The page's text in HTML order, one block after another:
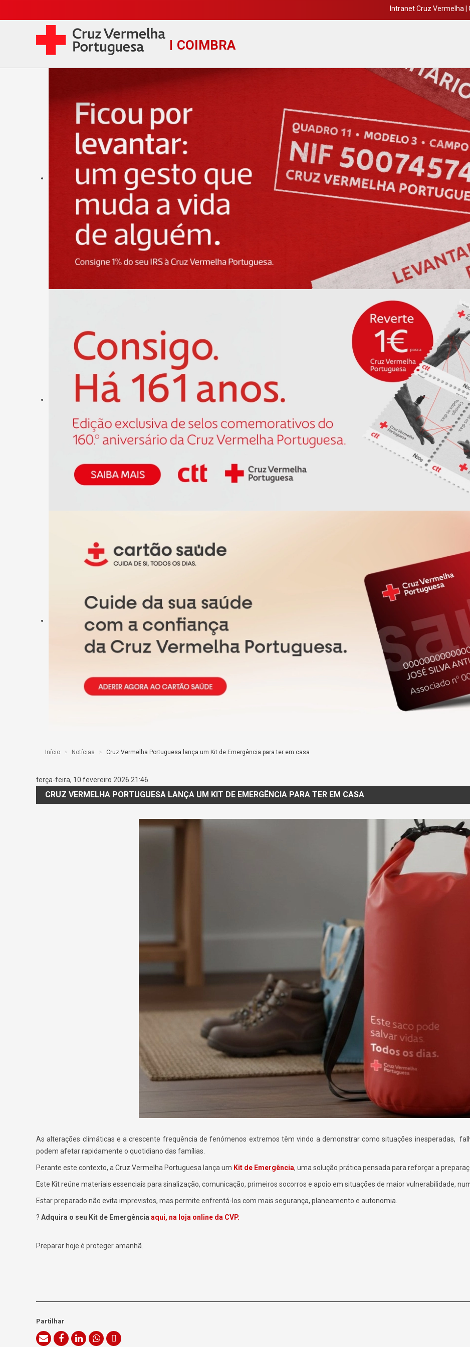
Intranet Cruz Vermelha
COIMBRA
Início > Notícias > Cruz Vermelha Portuguesa lança um Kit de Emergência para ter em casa
terça-feira, 10 fevereiro 2026 21:46
CRUZ VERMELHA PORTUGUESA LANÇA UM KIT DE EMERGÊNCIA PARA TER EM CASA
As alterações climáticas e a crescente frequência de fenómenos extremos têm vindo a demonstrar como situações inesperadas,
podem afetar rapidamente o quotidiano das famílias.
Perante este contexto, a Cruz Vermelha Portuguesa lança um Kit de Emergência, uma solução prática pensada para reforçar a
Este Kit reúne materiais essenciais para sinalização, comunicação, primeiros socorros e apoio em situações de maior vulnerabilidade,
Estar preparado não evita imprevistos, mas permite enfrentá-los com mais segurança, planeamento e autonomia.
? Adquira o seu Kit de Emergência aqui, na loja online da CVP.
Preparar hoje é proteger amanhã.
Partilhar